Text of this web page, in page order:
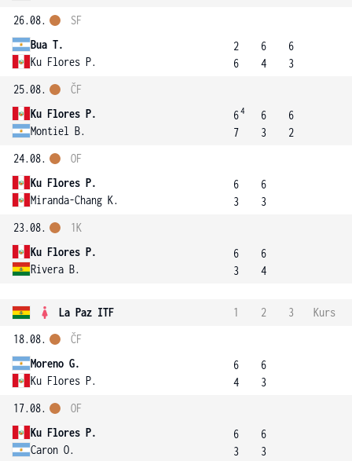
26.08.
Bua T.
Ku Flores P.
SF
2
6
6
4
6
3
25.08.
Ku Flores P.
Montiel B.
ČF
64
7
6
3
6
2
24.08.
Ku Flores P.
Miranda-Chang K.
OF
6
3
6
3
23.08.
Ku Flores P.
Rivera B.
1K
6
3
6
4
La Paz ITF 1 2 3
Kurs
18.08.
Moreno G.
Ku Flores P.
ČF
6
4
6
3
17.08.
Ku Flores P.
Caron O.
OF
6
3
6
3